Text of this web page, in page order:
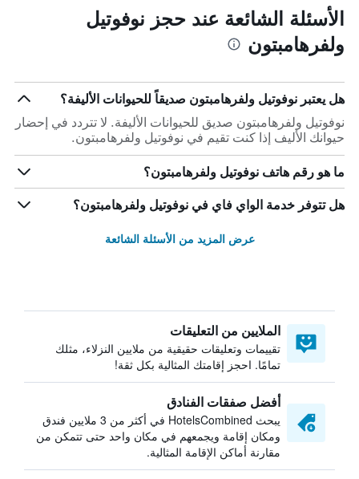
الأسئلة الشائعة عند حجز نوفوتيل
ولفرهامبتون
هل يعتبر نوفوتيل ولفرهامبتون صديقاً للحيوانات الأليفة؟
نوفوتيل ولفرهامبتون صديق للحيوانات الأليفة. لا تتردد في إحضار
حيوانك الأليف إذا كنت تقيم في نوفوتيل ولفرهامبتون.
ما هو رقم هاتف نوفوتيل ولفرهامبتون؟
هل تتوفر خدمة الواي فاي في نوفوتيل ولفرهامبتون؟
عرض المزيد من الأسئلة الشائعة
الملايين من التعليقات
تقييمات وتعليقات حقيقية من ملايين النزلاء، مثلك
تمامًا. احجز إقامتك المثالية بكل ثقة!
أفضل صفقات الفنادق
يبحث HotelsCombined في أكثر من 3 ملايين فندق
ومكان إقامة ويجمعهم في مكان واحد حتى تتمكن من
مقارنة أماكن الإقامة المثالية.